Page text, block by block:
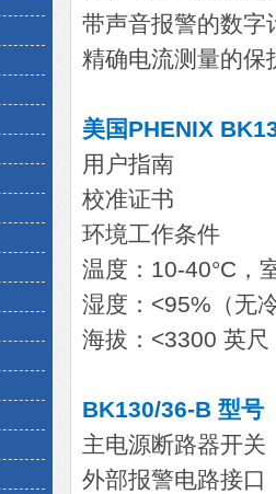
带声音报警的数字
精确电流测量的保
美国PHENIX
用户指南
校准证书
环境工作条件
温度：10-40°C，
湿度：<95%（无
海拔：<3300 英
BK130/36-B 型号
主电源断路器开关
外部报警电路接口